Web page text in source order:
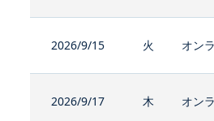
2026/9/15 火 オン
2026/9/17 木 オン